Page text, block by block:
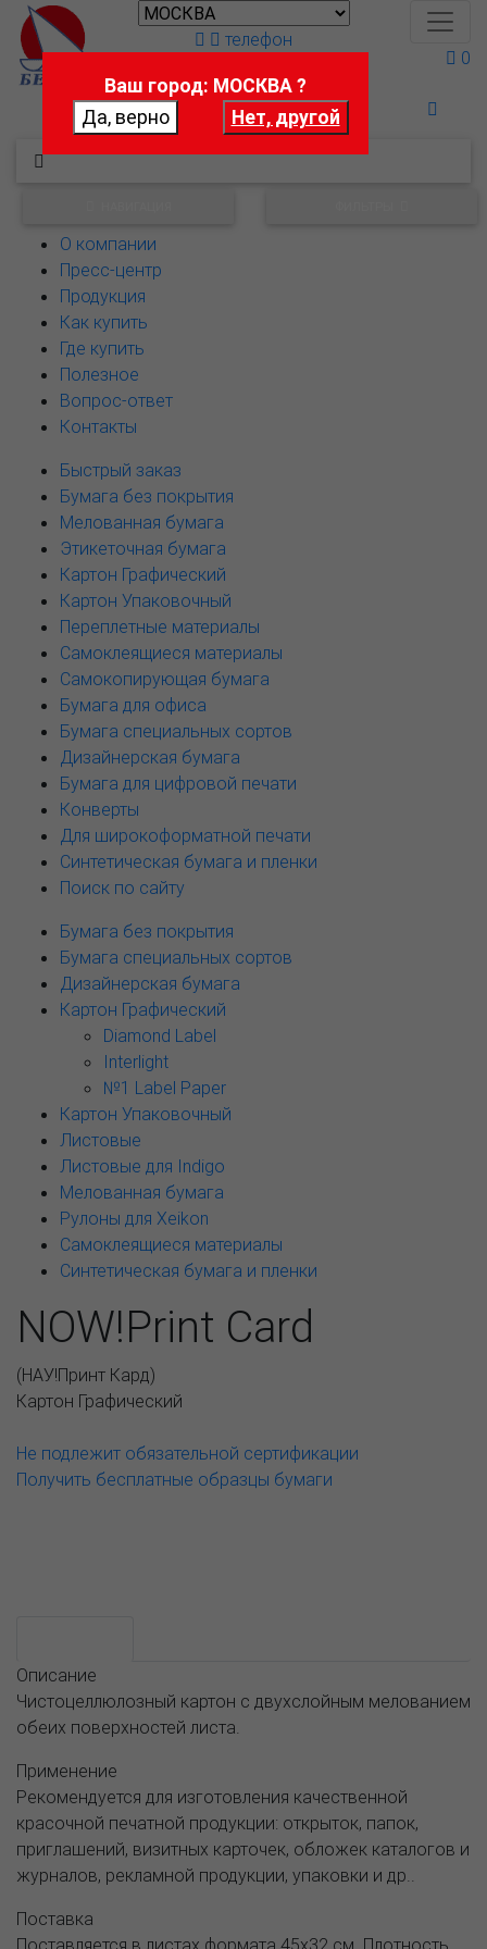
Поможем выбрать
телефон
0
О компании
Пресс-центр
Продукция
Как купить
Где купить
Полезное
Вопрос-ответ
Контакты
Быстрый заказ
Бумага без покрытия
Мелованная бумага
Этикеточная бумага
Картон Графический
Картон Упаковочный
Переплетные материалы
Самоклеящиеся материалы
Самокопирующая бумага
Бумага для офиса
Бумага специальных сортов
Дизайнерская бумага
Бумага для цифровой печати
Конверты
Для широкоформатной печати
Синтетическая бумага и пленки
Поиск по сайту
Бумага без покрытия
Бумага специальных сортов
Дизайнерская бумага
Картон Графический
Diamond Label
Interlight
№1 Label Paper
Картон Упаковочный
Листовые
Листовые для Indigo
Мелованная бумага
Рулоны для Xeikon
Самоклеящиеся материалы
Синтетическая бумага и пленки
NOW!Print Card
(НАУ!Принт Кард)
Картон Графический
Не подлежит обязательной сертификации
Получить бесплатные образцы бумаги
Описание
Чистоцеллюлозный картон с двухслойным мелованием
обеих поверхностей листа.
Применение
Рекомендуется для изготовления качественной
красочной печатной продукции: открыток, папок,
приглашений, визитных карточек, обложек каталогов и
журналов, рекламной продукции, упаковки и др..
Поставка
Поставляется в листах формата 45x32 см. Плотность
Ваш город: МОСКВА ?